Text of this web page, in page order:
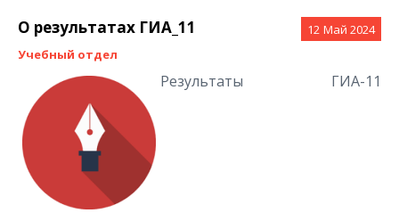
12 Май 2024
О результатах ГИА_11
Учебный отдел
Результаты ГИА-11